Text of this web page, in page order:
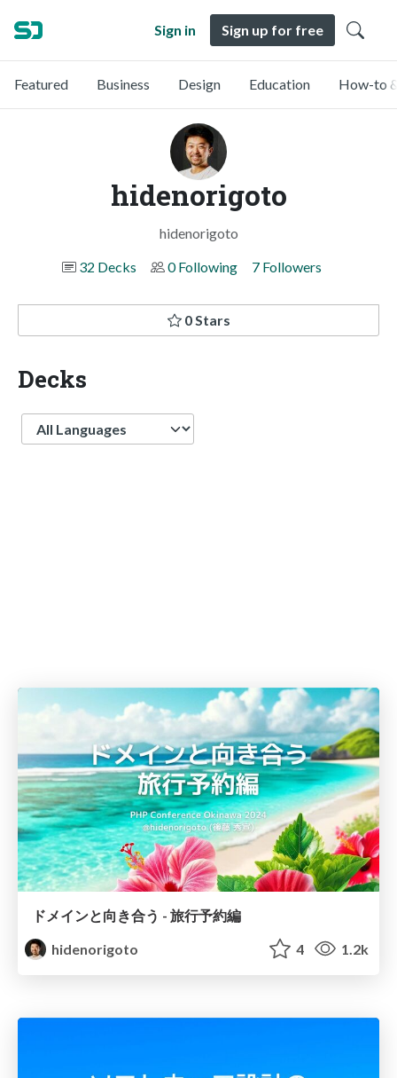
Sign in Sign up for free
Featured Business Design Education How-to
hidenorigoto
hidenorigoto
32 Decks
0 Following 7 Followers
0 Stars
Decks
Language
ドメインと向き合う - 旅行予約編
hidenorigoto
4 1.2k